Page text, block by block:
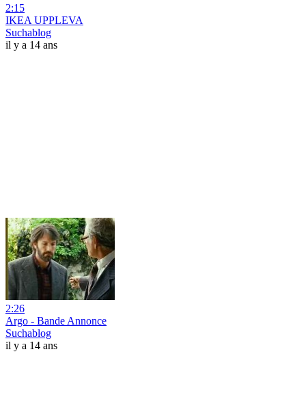
2:15
IKEA UPPLEVA
Suchablog
il y a 14 ans
2:26
Argo - Bande Annonce
Suchablog
il y a 14 ans